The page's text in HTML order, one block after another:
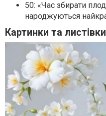
50: «Час збирати
народжуються
Картинки та